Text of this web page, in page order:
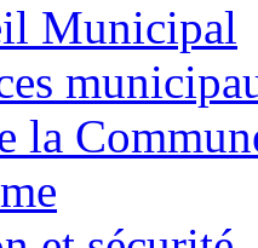
Municipal
la